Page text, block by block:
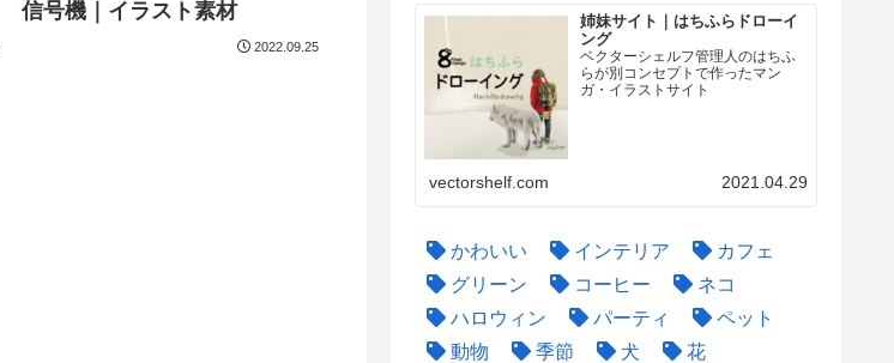
信号機｜イラスト素材
2022.09.25
姉妹サイト｜はちふらドローイ
ング
ベクターシェルフ管理人のはちふ
らが別コンセプトで作ったマン
ガ・イラストサイト
vectorshelf.com 2021.04.29
かわいい インテリア
カフェ
グリーン
コーヒー
ネコ
ハロウィン
パーティ
ペット
動物
季節 犬
花